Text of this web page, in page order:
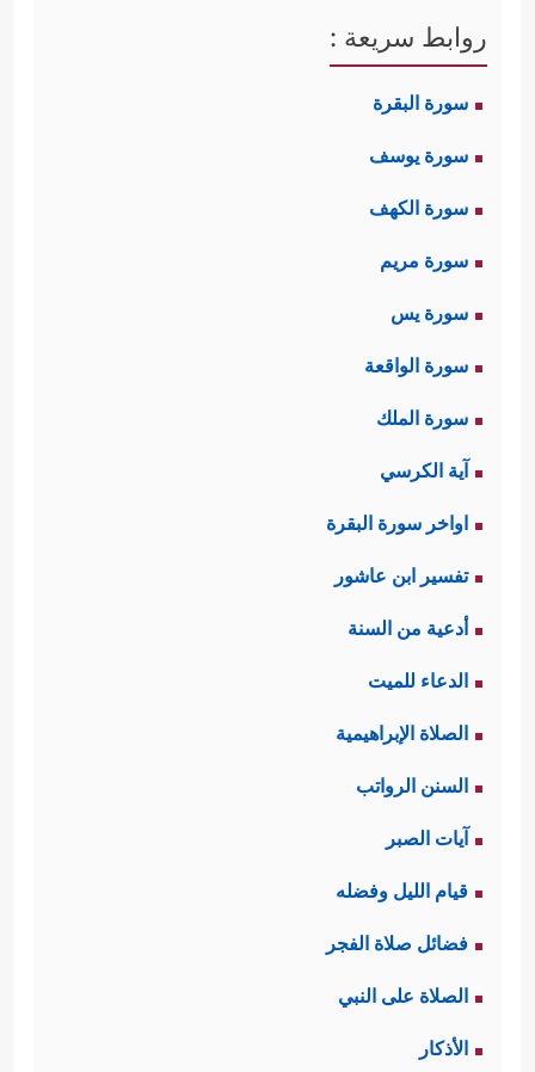
روابط سريعة :
سورة البقرة
سورة يوسف
سورة الكهف
سورة مريم
سورة يس
سورة الواقعة
سورة الملك
آية الكرسي
اواخر سورة البقرة
تفسير ابن عاشور
أدعية من السنة
الدعاء للميت
الصلاة الإبراهيمية
السنن الرواتب
آيات الصبر
قيام الليل وفضله
فضائل صلاة الفجر
الصلاة على النبي
الأذكار